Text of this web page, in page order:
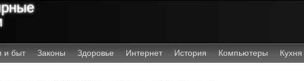
и быт Законы Здоровье Интернет История Компьютеры Кухня